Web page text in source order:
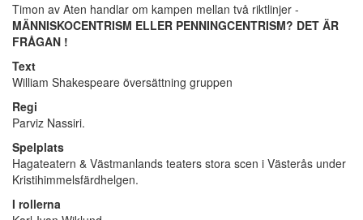
Timon av Aten handlar om kampen mellan två riktlinjer -
MÄNNISKOCENTRISM ELLER PENNINGCENTRISM? DET ÄR
FRÅGAN !
Text
William Shakespeare översättning gruppen
Regi
Parviz Nassiri.
Spelplats
Hagateatern & Västmanlands teaters stora scen i Västerås under
Kristihimmelsfärdhelgen.
I rollerna